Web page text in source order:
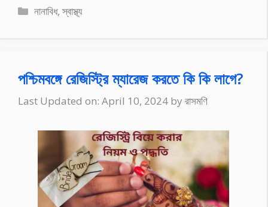
Categories
নানাবিধ,স্বাস্থ্য
পশ্চিমবঙ্গে রেজিস্ট্রি ম্যারেজ করতে কি কি লাগে?
Last Updated on: April 10, 2024 by রাসমণি